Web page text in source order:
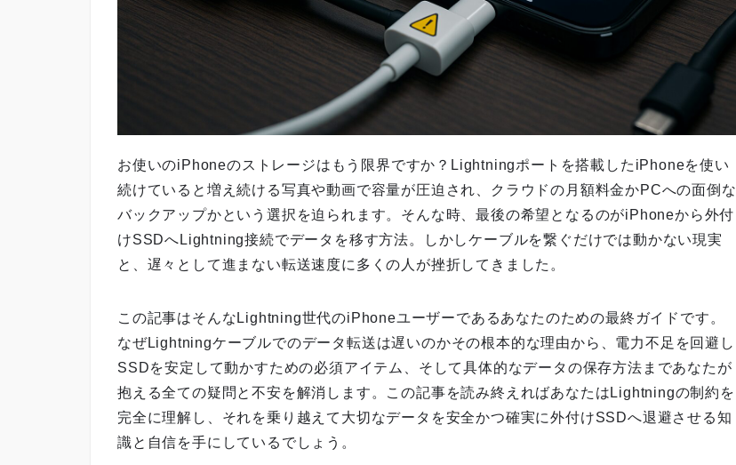
お使いのiPhoneのストレージはもう限界ですか？Lightningポートを搭載したiPhoneを使い
続けていると増え続ける写真や動画で容量が圧迫され、クラウドの月額料金かPCへの面倒な
バックアップかという選択を迫られます。そんな時、最後の希望となるのがiPhoneから外付
けSSDへLightning接続でデータを移す方法。しかしケーブルを繋ぐだけでは動かない現実
と、遅々として進まない転送速度に多くの人が挫折してきました。
この記事はそんなLightning世代のiPhoneユーザーであるあなたのための最終ガイドです。
なぜLightningケーブルでのデータ転送は遅いのかその根本的な理由から、電力不足を回避し
SSDを安定して動かすための必須アイテム、そして具体的なデータの保存方法まであなたが
抱える全ての疑問と不安を解消します。この記事を読み終えればあなたはLightningの制約を
完全に理解し、それを乗り越えて大切なデータを安全かつ確実に外付けSSDへ退避させる知
識と自信を手にしているでしょう。